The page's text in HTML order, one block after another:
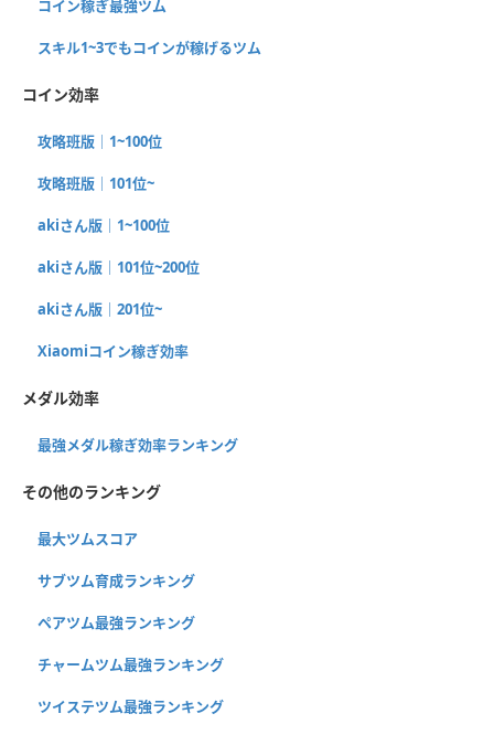
コイン稼ぎ最強ツム
スキル1~3でもコインが稼げるツム
コイン効率
攻略班版｜1~100位
攻略班版｜101位~
akiさん版｜1~100位
akiさん版｜101位~200位
akiさん版｜201位~
Xiaomiコイン稼ぎ効率
メダル効率
最強メダル稼ぎ効率ランキング
その他のランキング
最大ツムスコア
サブツム育成ランキング
ペアツム最強ランキング
チャームツム最強ランキング
ツイステツム最強ランキング